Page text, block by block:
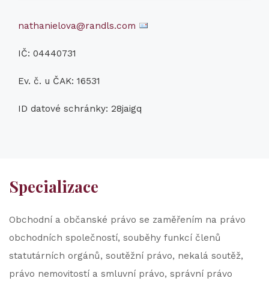
nathanielova@randls.com
IČ: 04440731
Ev. č. u ČAK: 16531
ID datové schránky: 28jaigq
Specializace
Obchodní a občanské právo se zaměřením na právo
obchodních společností, souběhy funkcí členů
statutárních orgánů, soutěžní právo, nekalá soutěž,
právo nemovitostí a smluvní právo, správní právo